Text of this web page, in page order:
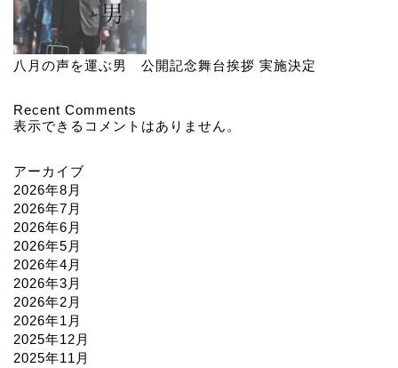
八月の声を運ぶ男 公開記念舞台挨拶 実施決定
Recent Comments
表示できるコメントはありません。
アーカイブ
2026年8月
2026年7月
2026年6月
2026年5月
2026年4月
2026年3月
2026年2月
2026年1月
2025年12月
2025年11月